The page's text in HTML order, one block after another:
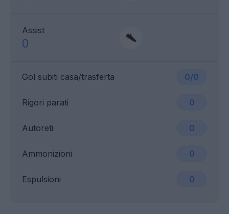
Assist
0
Gol subiti casa/trasferta 0/0
Ammonizioni 0
Rigori parati 0
Espulsioni 0
Autoreti 0